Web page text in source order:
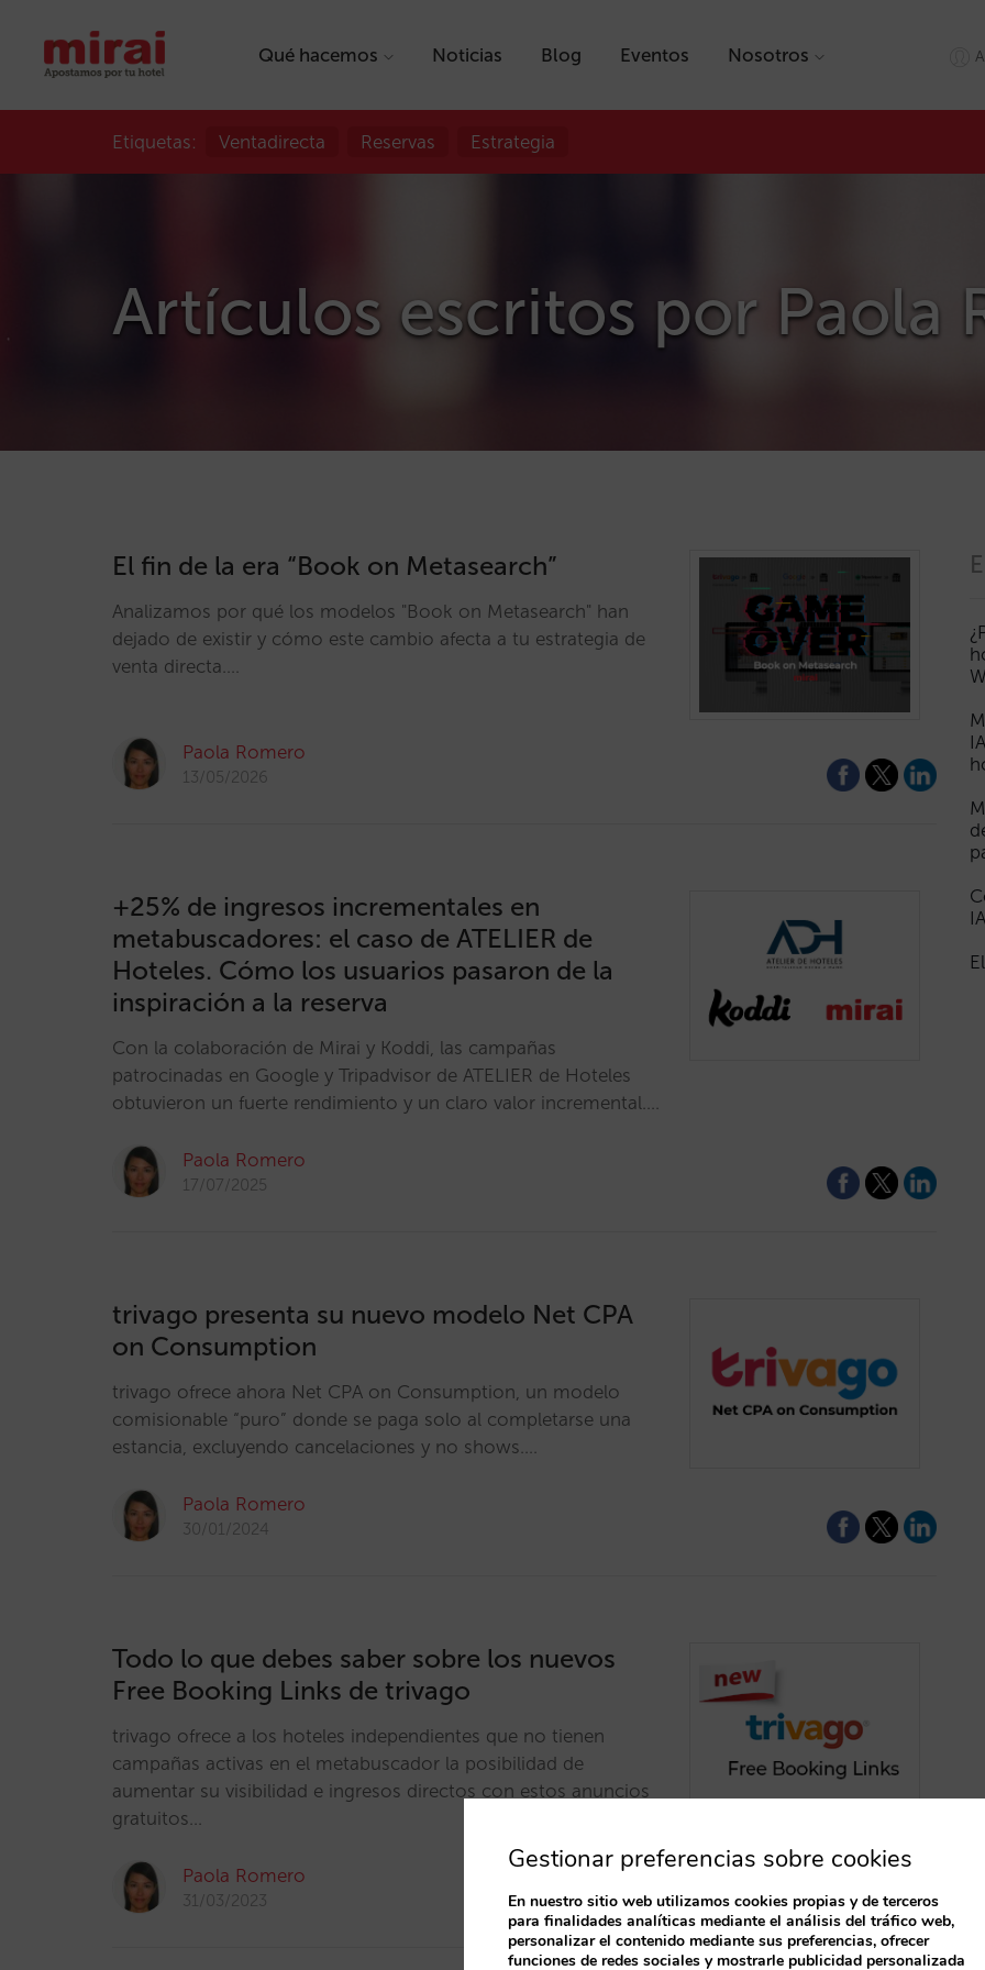
Qué hacemos Noticias Blog Eventos Nosotros
Etiquetas: Ventadirecta Reservas Estrategia
Artículos escritos por Paola
El fin de la era “Book on Metasearch”
Analizamos por qué los modelos "Book on Metasearch" han
dejado de existir y cómo este cambio afecta a tu estrategia de
venta directa.…
Paola Romero
13/05/2026
+25% de ingresos incrementales en
metabuscadores: el caso de ATELIER de
Hoteles. Cómo los usuarios pasaron de la
inspiración a la reserva
Con la colaboración de Mirai y Koddi, las campañas
patrocinadas en Google y Tripadvisor de ATELIER de Hoteles
obtuvieron un fuerte rendimiento y un claro valor incremental.…
Paola Romero
17/07/2025
trivago presenta su nuevo modelo Net CPA
on Consumption
trivago ofrece ahora Net CPA on Consumption, un modelo
comisionable “puro” donde se paga solo al completarse una
estancia, excluyendo cancelaciones y no shows.…
Paola Romero
30/01/2024
Todo lo que debes saber sobre los nuevos
Free Booking Links de trivago
trivago ofrece a los hoteles independientes que no tienen
campañas activas en el metabuscador la posibilidad de
aumentar su visibilidad e ingresos directos con estos anuncios
gratuitos…
Paola Romero
31/03/2023
Gestionar preferencias sobre cookies
En nuestro sitio web utilizamos cookies propias y de terceros
para finalidades analíticas mediante el análisis del tráfico web,
personalizar el contenido mediante sus preferencias, ofrecer
funciones de redes sociales y mostrarle publicidad personalizada